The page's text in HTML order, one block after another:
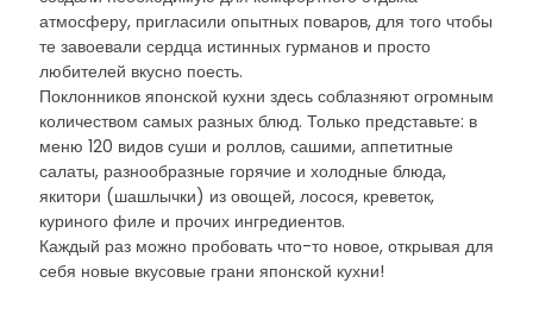
атмосферу, пригласили опытных поваров, для того чтобы
те завоевали сердца истинных гурманов и просто
любителей вкусно поесть.
Поклонников японской кухни здесь соблазняют огромным
количеством самых разных блюд. Только представьте: в
меню 120 видов суши и роллов, сашими, аппетитные
салаты, разнообразные горячие и холодные блюда,
якитори (шашлычки) из овощей, лосося, креветок,
куриного филе и прочих ингредиентов.
Каждый раз можно пробовать что-то новое, открывая для
себя новые вкусовые грани японской кухни!